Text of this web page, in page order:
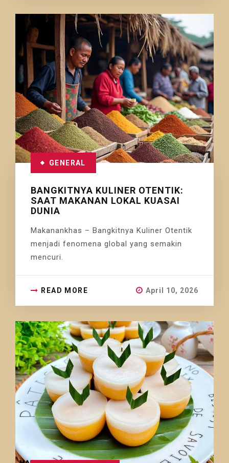
GENERAL
BANGKITNYA KULINER OTENTIK:
SAAT MAKANAN LOKAL KUASAI
DUNIA
Makanankhas – Bangkitnya Kuliner Otentik
menjadi fenomena global yang semakin
mencuri.
READ MORE April 10, 2026